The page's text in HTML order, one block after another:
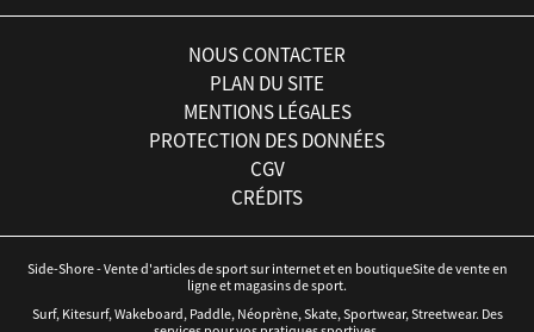
NOUS CONTACTER
PLAN DU SITE
MENTIONS LÉGALES
PROTECTION DES DONNÉES
CGV
CRÉDITS
Side-Shore - Vente d'articles de sport sur internet et en boutiqueSite de vente en
ligne et magasins de sport.
Surf, Kitesurf, Wakeboard, Paddle, Néoprène, Skate, Sportwear, Streetwear. Des